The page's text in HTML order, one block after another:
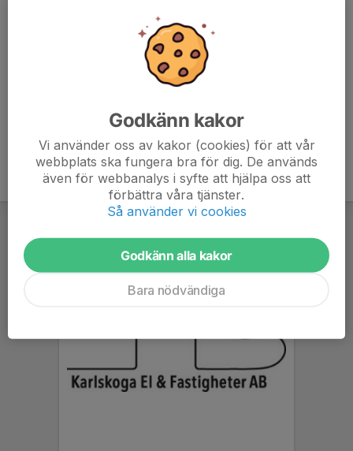
Godkänn kakor
Vi använder oss av kakor (cookies) för att vår
webbplats ska fungera bra för dig. De används
även för webbanalys i syfte att hjälpa oss att
förbättra våra tjänster.
Så använder vi cookies
Godkänn alla kakor
Bara nödvändiga